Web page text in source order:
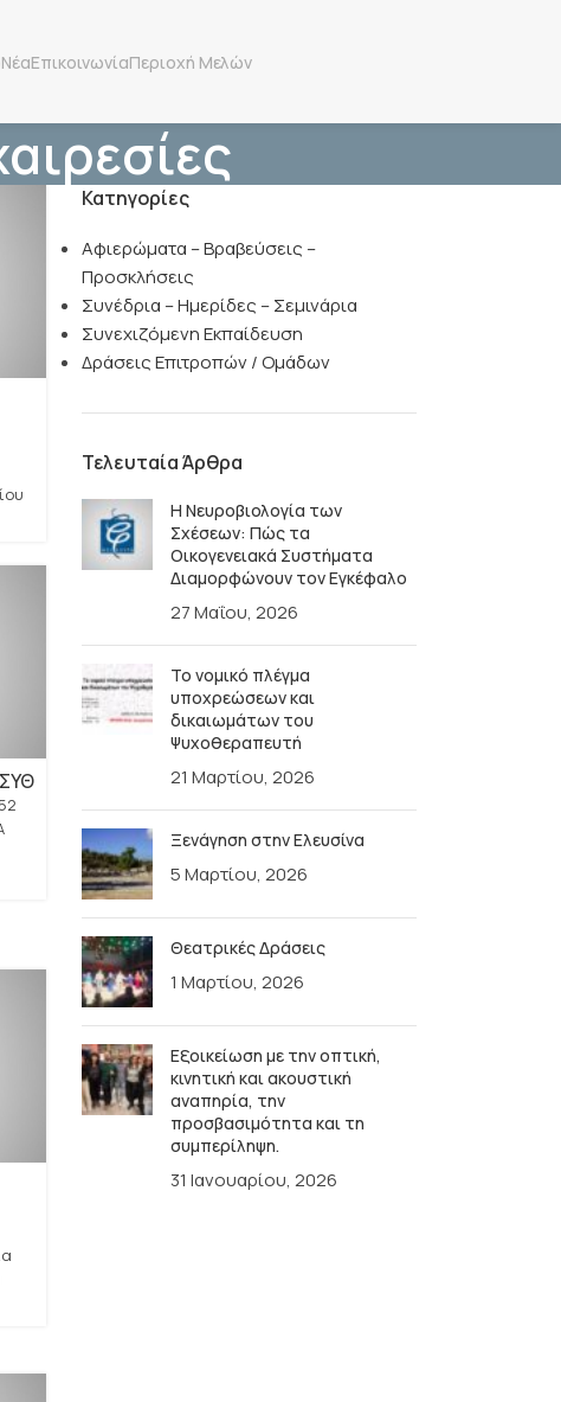
ΝέαΕπικοινωνίαΠεριοχή Μελών
Κατηγορίες
Αφιερώματα – Βραβεύσεις –
Προσκλήσεις
Συνέδρια – Ημερίδες – Σεμινάρια
Συνεχιζόμενη Εκπαίδευση
Δράσεις Επιτροπών / Ομάδων
Τελευταία Άρθρα
Η Νευροβιολογία των
Σχέσεων: Πώς τα
Οικογενειακά Συστήματα
Διαμορφώνουν τον Εγκέφαλο
27 Μαΐου, 2026
Το νομικό πλέγμα
υποχρεώσεων και
δικαιωμάτων του
Ψυχοθεραπευτή
21 Μαρτίου, 2026
Ξενάγηση στην Ελευσίνα
5 Μαρτίου, 2026
Θεατρικές Δράσεις
1 Μαρτίου, 2026
Εξοικείωση με την οπτική,
κινητική και ακουστική
αναπηρία, την
προσβασιμότητα και τη
συμπερίληψη.
31 Ιανουαρίου, 2026